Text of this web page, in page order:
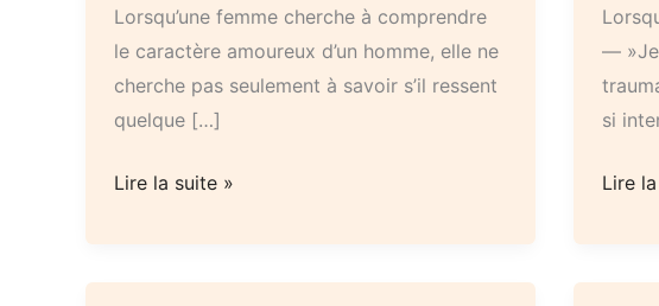
Lorsqu’une femme cherche à comprendre
le caractère amoureux d’un homme, elle ne
cherche pas seulement à savoir s’il ressent
quelque […]
Caractère
d’un
homme
Lire la suite »
— »Je
si
Quand
t’aime
Lire